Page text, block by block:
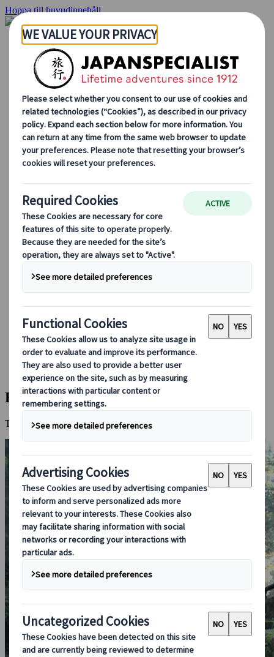
Hoppa till huvudinnehåll
Hemsidan
Resor
Individuellt resande
Gruppresor
Semester med självkörning
Utflykter
Skräddarsydda gruppresor
Japan Rail Pass
Hur vi arbetar
Om oss
Vårt team
Bli en del av vårt team
Säsongsbaserade resetips
Höjdpunkter på resmålet
Kulturella insikter
Kulinariska äventyr
Utforska Japan med tåg
Vanliga frågor och svar
Viktig information
Etikett i Japan
Körning i Japan
Boka med oss
Japan Rail Pass
Boende
Reserådgivning online
Japanspecialist
Destinationer
Alla Resmål
Berget Koya
Berget Koya
Tempel, tystnad och andlig närvaro bland cederträdens rike